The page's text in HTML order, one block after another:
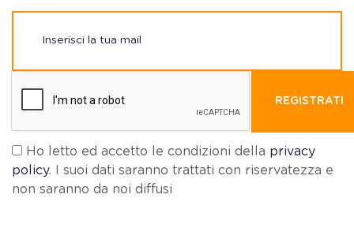
REGISTRATI
Ho letto ed accetto le condizioni della privacy
policy. I suoi dati saranno trattati con riservatezza e
non saranno da noi diffusi